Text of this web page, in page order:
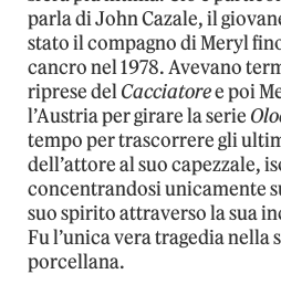
parla di John Cazale, il
stato il compagno di Meryl
cancro nel 1978. Avevano
riprese delCacciatoree poi
l’Austria per girare la serie
tempo per trascorrere gli
dell’attore al suo capezzale,
concentrandosi unicamente
suo spirito attraverso la sua
Fu l’unica vera tragedia
porcellana.